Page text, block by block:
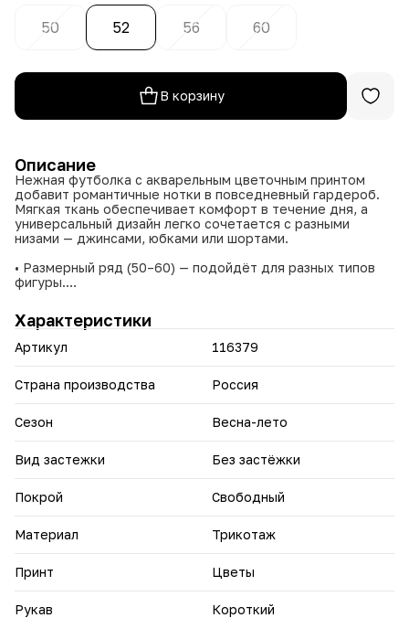
50 52 56 60
В корзину
Описание
Нежная футболка с акварельным цветочным принтом
добавит романтичные нотки в повседневный гардероб.
Мягкая ткань обеспечивает комфорт в течение дня, а
универсальный дизайн легко сочетается с разными
низами — джинсами, юбками или шортами.
• Размерный ряд (50–60) — подойдёт для разных типов
фигуры.
жёлтый, мятный, розовый, серо‑голубой) — можно
выбрать вариант под настроение и стиль.
• Универсальный принт — вписывается в образы от casual
до романтичного стиля.
носке.
принтом.
Характеристики
Артикул 116379
Страна производства Россия
Сезон Весна-лето
Вид застежки Без застёжки
Покрой Свободный
Материал Трикотаж
Принт Цветы
Рукав Короткий